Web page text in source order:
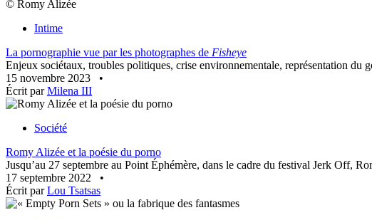
© Romy Alizée
Intime
La pornographie vue par les photographes de Fisheye
Enjeux sociétaux, troubles politiques, crise environnementale, représentation du
15 novembre 2023
•
Écrit parMilena III
Société
Romy Alizée et la poésie du porno
Jusqu’au 27 septembre au Point Éphémère, dans le cadre du festival Jerk Off,
17 septembre 2022
•
Écrit parLou Tsatsas